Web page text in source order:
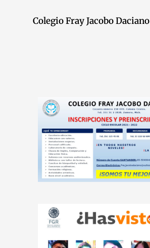
Colegio Fray Jacobo Daciano